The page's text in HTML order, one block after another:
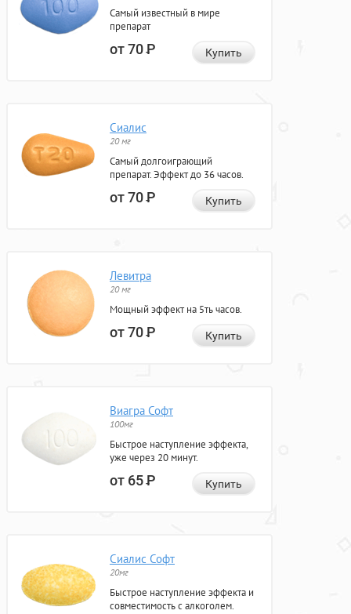
Самый известный в мире
препарат
от 70Р Купить
Сиалис
20 мг
Самый долгоиграющий
препарат. Эффект до 36 часов.
от 70Р Купить
Левитра
20 мг
Мощный эффект на 5ть часов.
от 70Р Купить
Виагра Софт
100мг
Быстрое наступление эффекта,
уже через 20 минут.
от 65Р Купить
Сиалис Софт
20мг
Быстрое наступление эффекта и
совместимость с алкоголем.